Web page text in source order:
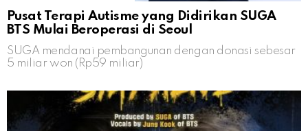
Pusat Terapi Autisme yang Didirikan SUGA
BTS Mulai Beroperasi di Seoul
SUGA mendanai pembangunan dengan donasi sebesar
5 miliar won (Rp59 miliar)